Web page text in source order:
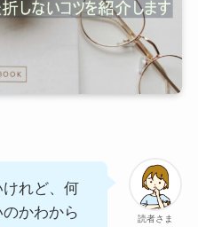
読者さま
れど、何
かわから